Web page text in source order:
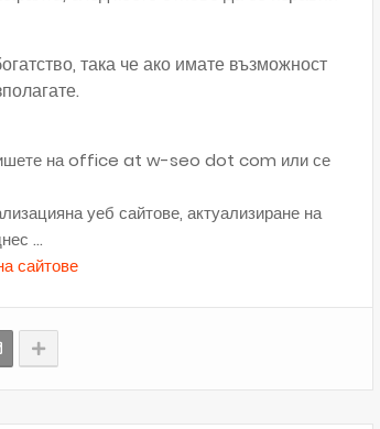
така че ако имате възможност
на office at w-seo dot com или се
уеб сайтове, актуализиране на
...